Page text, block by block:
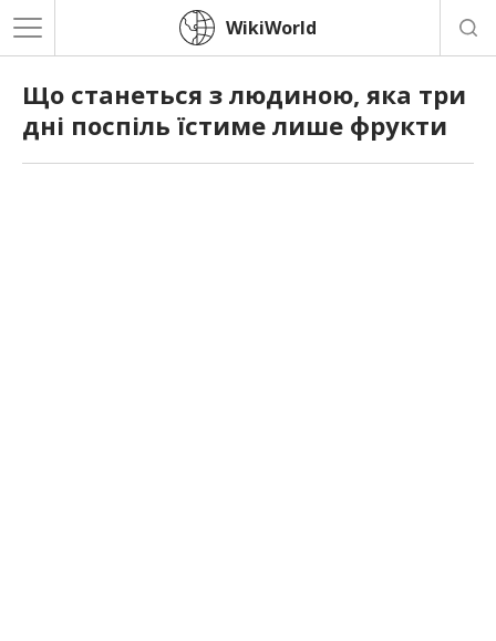
WikiWorld
Що станеться з людиною, яка три
дні поспіль їстиме лише фрукти